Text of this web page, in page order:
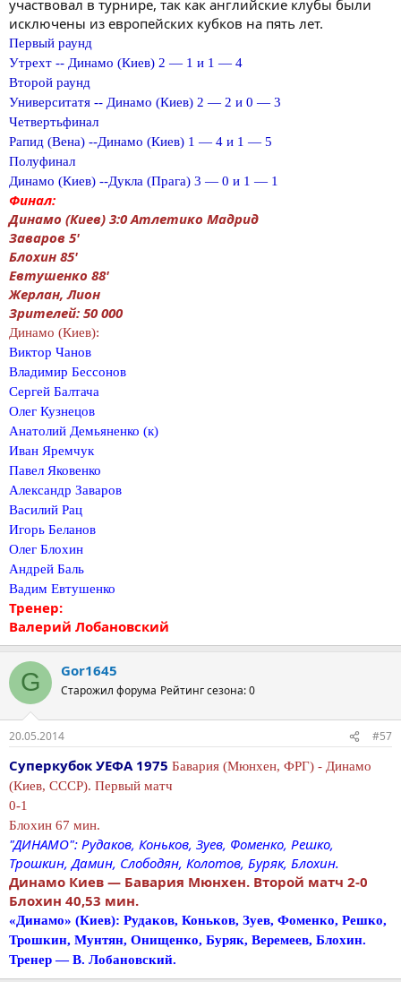
участвовал в турнире, так как английские клубы были
исключены из европейских кубков на пять лет.
Первый раунд
Утрехт -- Динамо (Киев) 2 — 1 и 1 — 4
Второй раунд
Университатя -- Динамо (Киев) 2 — 2 и 0 — 3
Четвертьфинал
Рапид (Вена) --Динамо (Киев) 1 — 4 и 1 — 5
Полуфинал
Динамо (Киев) --Дукла (Прага) 3 — 0 и 1 — 1
Финал:
Динамо (Киев) 3:0 Атлетико Мадрид
Заваров 5'
Блохин 85'
Евтушенко 88'
Жерлан, Лион
Зрителей: 50 000
Динамо (Киев):
Виктор Чанов
Владимир Бессонов
Сергей Балтача
Олег Кузнецов
Анатолий Демьяненко (к)
Иван Яремчук
Павел Яковенко
Александр Заваров
Василий Рац
Игорь Беланов
Олег Блохин
Андрей Баль
Вадим Евтушенко
Тренер:
Валерий Лобановский
G Gor1645
Старожил форума Рейтинг сезона: 0
20.05.2014 #57
Суперкубок УЕФА 1975 Бавария (Мюнхен, ФРГ) - Динамо
(Киев, СССР). Первый матч
0-1
Блохин 67 мин.
"ДИНАМО": Рудаков, Коньков, Зуев, Фоменко, Решко,
Трошкин, Дамин, Слободян, Колотов, Буряк, Блохин.
Динамо Киев — Бавария Мюнхен. Второй матч 2-0
Блохин 40,53 мин.
«Динамо» (Киев): Рудаков, Коньков, Зуев, Фоменко, Решко,
Трошкин, Мунтян, Онищенко, Буряк, Веремеев, Блохин.
Тренер — В. Лобановский.